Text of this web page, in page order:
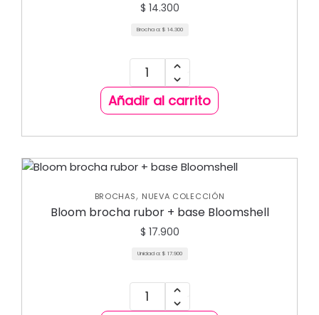
$ 14.300
Brocha a: $ 14.300
Añadir al carrito
BROCHAS, NUEVA COLECCIÓN
Bloom brocha rubor + base Bloomshell
$ 17.900
Unidad a: $ 17.900